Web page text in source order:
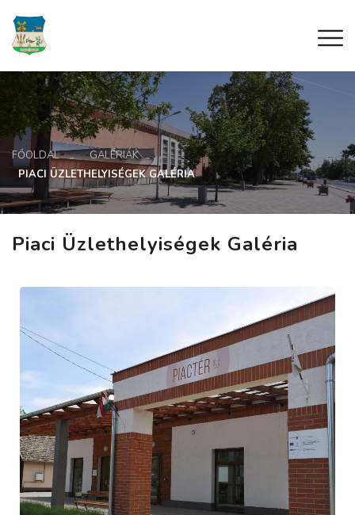
FŐOLDAL
GALÉRIÁK
PIACI ÜZLETHELYISÉGEK GALÉRIA
Piaci Üzlethelyiségek Galéria